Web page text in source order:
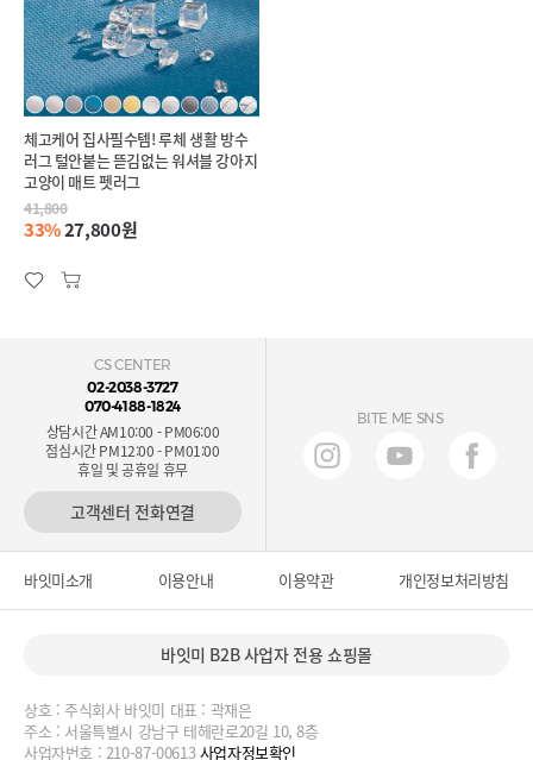
체고케어 집사필수템! 루체 생활 방수
러그 털안붙는 뜯김없는 워셔블 강아지
고양이 매트 펫러그
41,800
33%27,800원
CS CENTER
02-2038-3727
070-4188-1824
상담시간 AM10:00 - PM06:00
점심시간 PM12:00 - PM01:00
휴일 및 공휴일 휴무
고객센터 전화연결
BITE ME SNS
바잇미소개 이용안내 이용약관 개인정보처리방침
바잇미 B2B 사업자 전용 쇼핑몰
상호 : 주식회사 바잇미 대표 : 곽재은
주소 : 서울특별시 강남구 테헤란로20길 10, 8층
사업자번호 : 210-87-00613사업자정보확인